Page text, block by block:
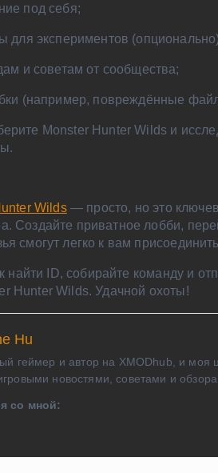
под себя;
для экспериментов
и советам от сообщества;
(например, повреждённые
Monster Hunter Wilds и
Wilds— просто, но это
Создайте приватное лобби,
смогут легко к вам
найти ID, собирайте команду и
Hunter Wilds. Удачной охоты!
Hu
геймер и автор на XMODhub, и
новостями, советами и
со мной: